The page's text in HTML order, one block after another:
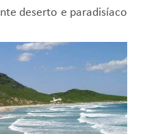
deserto e paradisíaco